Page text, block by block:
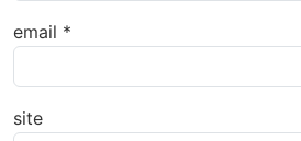
email *
site